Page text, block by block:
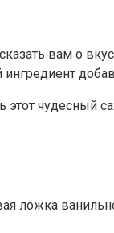
вам о
ингредиент
чудесный
ложка